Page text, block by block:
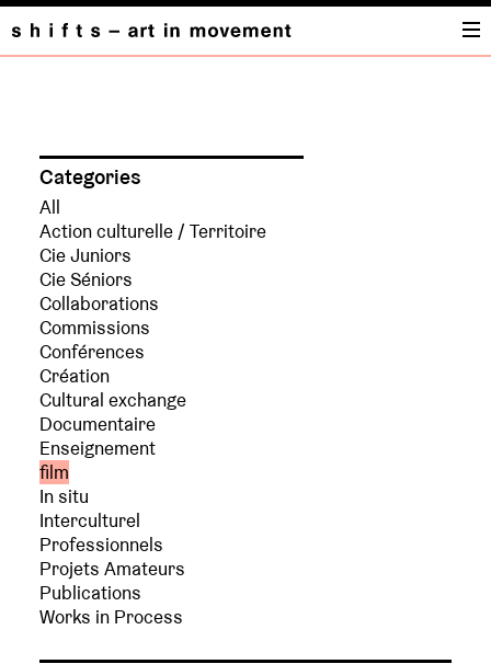
Categories
All
Action culturelle / Territoire
Cie Juniors
Cie Séniors
Collaborations
Commissions
Conférences
Création
Cultural exchange
Documentaire
Enseignement
film
In situ
Interculturel
Professionnels
Projets Amateurs
Publications
Works in Process